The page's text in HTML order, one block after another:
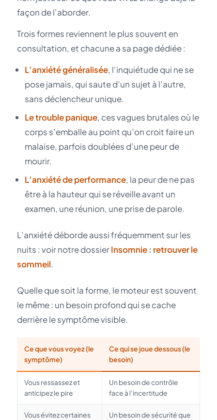
façon de l’aborder.
Trois formes reviennent le plus souvent en
consultation, et chacune a sa page dédiée :
L’anxiété généralisée, l’inquiétude qui ne se
pose jamais, qui saute d’un sujet à l’autre,
sans déclencheur unique.
Le trouble panique, ces vagues brutales où le
corps s’emballe au point qu’on croit faire un
malaise, parfois doublées d’une peur de
mourir.
L’anxiété de performance, la peur de ne pas
être à la hauteur qui se réveille avant un
examen, une réunion, une prise de parole.
L’anxiété déborde aussi fréquemment sur les
nuits : voir notre dossierInsomnie : retrouver le
sommeil.
Quelle que soit la forme, le moteur est souvent
le même : un besoin profond qui se cache
derrière le symptôme visible.
Ce que vous voyez (le
symptôme)
Ce qui se joue dessous (le
besoin)
Vous ressassez et
anticipez le pire
Un besoin de contrôle
face à l’incertitude
Vous évitez certaines
Un besoin de sécurité que